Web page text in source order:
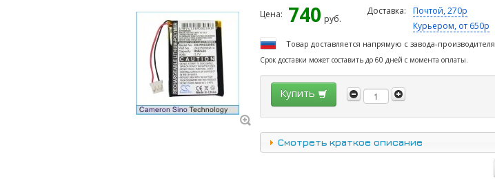
Цена: 740 руб.
Доставка:
Почтой, 270р
Курьером, от 650р
Товар доставляется напрямую с завода-производителя
Срок доставки может составить до 60 дней с момента оплаты.
Купить
Смотреть краткое описание